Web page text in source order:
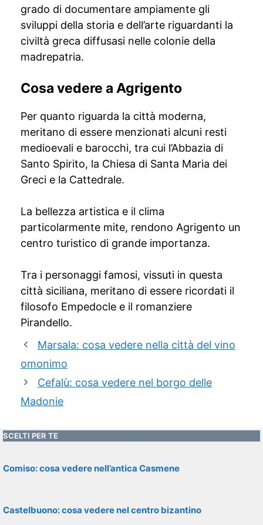
grado di documentare ampiamente gli
sviluppi della storia e dell’arte riguardanti la
civiltà greca diffusasi nelle colonie della
madrepatria.
Cosa vedere a Agrigento
Per quanto riguarda la città moderna,
meritano di essere menzionati alcuni resti
medioevali e barocchi, tra cui l’Abbazia di
Santo Spirito, la Chiesa di Santa Maria dei
Greci e la Cattedrale.
La bellezza artistica e il clima
particolarmente mite, rendono Agrigento un
centro turistico di grande importanza.
Tra i personaggi famosi, vissuti in questa
città siciliana, meritano di essere ricordati il
filosofo Empedocle e il romanziere
Pirandello.
Marsala: cosa vedere nella città del vino
omonimo
Cefalù: cosa vedere nel borgo delle
Madonie
SCELTI PER TE
Comiso: cosa vedere nell’antica Casmene
Castelbuono: cosa vedere nel centro bizantino